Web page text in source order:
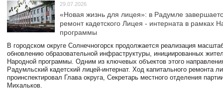
29.07.2026
«Новая жизнь для лицея»: в Радумле
ремонт кадетского Лицея - интерната в рамках
программы
В городском округе Солнечногорск продолжается реализация
обновлению образовательной инфраструктуры, инициированных
Народной программы. Одним из ключевых объектов этого
Радумльский кадетский лицей-интернат. Ход капитального ремонта
проинспектировал Глава округа, Секретарь местного отделения
Михальков.